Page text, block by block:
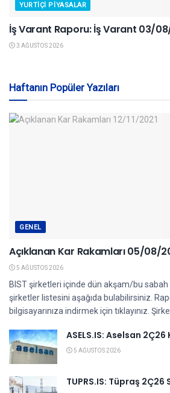
YURTIÇI PIYASALAR
İş Varant Raporu: İş Varant 03/
3 AĞUSTOS 2026
Haftanın Popüler Yazıları
GENEL
Açıklanan Kar Rakamları 05/08/
5 AĞUSTOS 2026
BIST şirketleri içinde dün akşam/bu sabah
şirketler listesini aşağıda bulabilirsiniz.
bilgisayarınıza indirmek için tıklayınız.
ASELS.IS: Aselsan
5 AĞUSTOS 2026
TUPRS.IS: Tüpraş 2Ç26